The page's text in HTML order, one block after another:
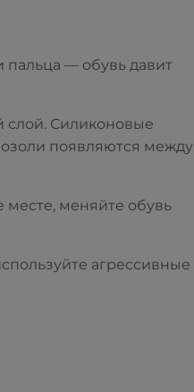
пальца — обувь давит
слой. Силиконовые
появляются между
месте, меняйте обувь
агрессивные